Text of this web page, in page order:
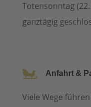
Totensonntag
ganztägig
 Anfahrt &
Viele Wege